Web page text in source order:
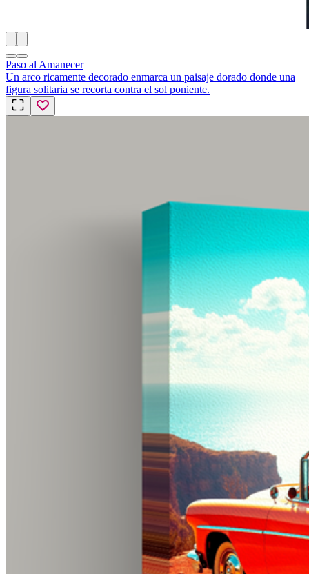
Paso al Amanecer
Un arco ricamente decorado enmarca un paisaje dorado donde una
figura solitaria se recorta contra el sol poniente.